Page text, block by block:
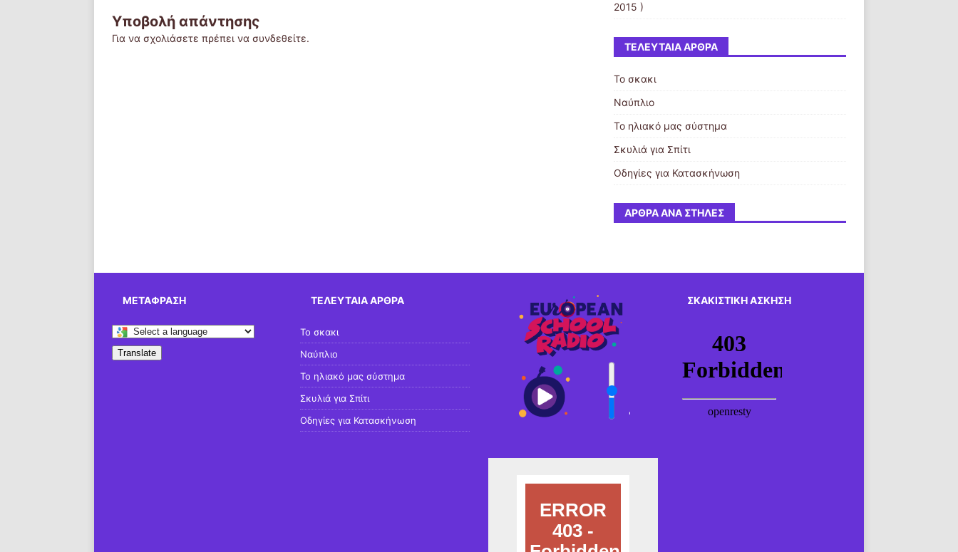
Υποβολή απάντησης
Για να σχολιάσετε πρέπει να συνδεθείτε.
2015 )
ΤΕΛΕΥΤΑΊΑ ΆΡΘΡΑ
Το σκακι
Ναύπλιο
Το ηλιακό μας σύστημα
Σκυλιά για Σπίτι
Οδηγίες για Κατασκήνωση
ΆΡΘΡΑ ΑΝΆ ΣΤΉΛΕΣ
ΜΕΤΆΦΡΑΣΗ
Translate
ΤΕΛΕΥΤΑΊΑ ΆΡΘΡΑ
Το σκακι
Ναύπλιο
Το ηλιακό μας σύστημα
Σκυλιά για Σπίτι
Οδηγίες για Κατασκήνωση
'
ΣΚΑΚΙΣΤΙΚΉ ΆΣΚΗΣΗ